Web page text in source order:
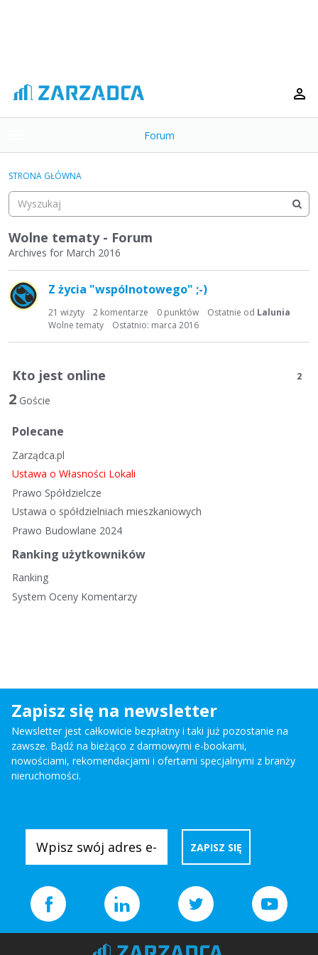
o
g
e
m
e
n
Forum
Kategorie
Dyskusje
Aktywność
STRONA GŁÓWNA
Wolne tematy - Forum
Archives for March 2016
i
s
a
y
k
s
y
n
a
Z życia "wspólnotowego" ;-)
21 wizyty 2 komentarze 0 punktów Ostatnie od Lalunia
Ostatnio: marca 2016
Wolne tematy
Kto jest online 2
2 Goście
Polecane
Zarządca.pl
Ustawa o Własności Lokali
Prawo Spółdzielcze
Ustawa o spółdzielniach mieszkaniowych
Prawo Budowlane 2024
Ranking użytkowników
Ranking
System Oceny Komentarzy
Zapisz się na newsletter
Newsletter jest całkowicie bezpłatny i taki już pozostanie na
zawsze. Bądź na bieżąco z darmowymi e-bookami,
nowościami, rekomendacjami i ofertami specjalnymi z branży
nieruchomości.